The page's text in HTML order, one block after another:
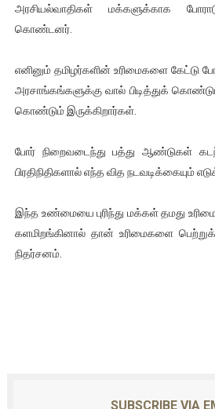
அரசியல்வாதிகள் மக்களுக்காக
கொண்டனர்.
எனினும் தமிழர்களின் உரிமைகளை கேட்டு
அரசாங்கங்களுக்கு வால் பிடித்துக்
கொண்டும் இருக்கிறார்கள்.
போர் நிறைவடைந்து பத்து ஆண்டுகள்
பிரதிநிதிகளால் எந்த வித நடவடிக்கையும்
இந்த உண்மையை புரிந்து மக்கள் தமது
களமிறங்கினால் தான் உரிமைகளை
நிதர்சனம்.
SUBSCRIBE VIA